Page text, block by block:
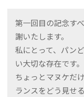
第一回目の記念す
謝いたします。
私にとって、パン
い大切な存在です。
ちょっとマヌケだ
ランスをどう見せ